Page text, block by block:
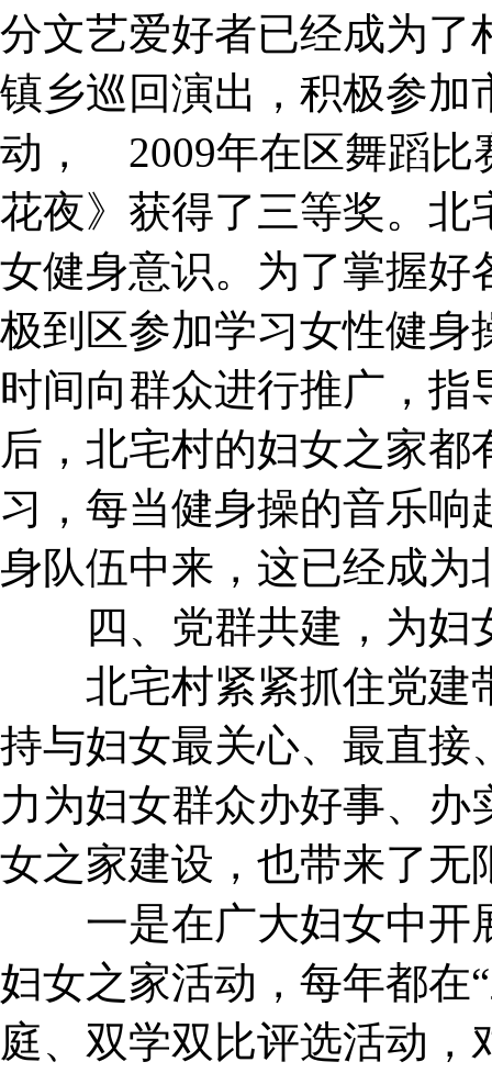
分文艺爱好者已经成为了
镇乡巡回演出，积极参加
动， 2009年在区舞蹈比
花夜》获得了三等奖。北
女健身意识。为了掌握好
极到区参加学习女性健身
时间向群众进行推广，
后，北宅村的妇女之家
习，每当健身操的音乐
身队伍中来，这已经成为
四、党群共建，为妇
北宅村紧紧抓住党建
持与妇女最关心、最直接
力为妇女群众办好事、
女之家建设，也带来了无
一是在广大妇女中开
妇女之家活动，每年都在
庭、双学双比评选活动，